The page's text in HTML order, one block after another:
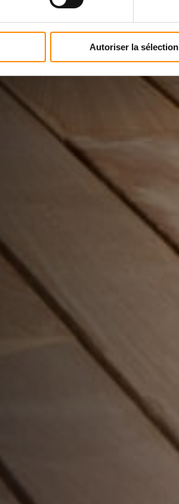
Autoriser la sélection
berkualitas tinggi,